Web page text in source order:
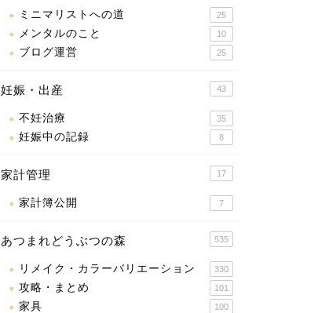
ミニマリストへの道 25
メンタルのこと 10
ブログ運営 25
妊娠・出産 43
不妊治療 35
妊娠中の記録 8
家計管理 17
家計簿公開 7
あつまれどうぶつの森 535
リメイク・カラーバリエーション 330
攻略・まとめ 101
家具 100